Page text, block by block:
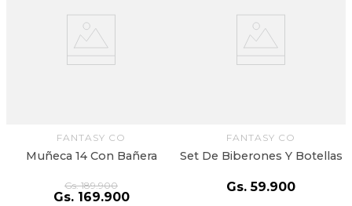
FANTASY CO
Muñeca 14 Con Bañera
Gs. 189.900
Gs. 169.900
FANTASY CO
Set De Biberones Y Botellas
Gs. 59.900